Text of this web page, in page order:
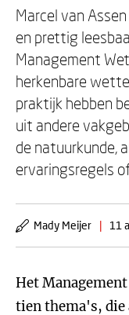
Marcel van
en prettig
Management
herkenbare
praktijk hebben
uit andere
de natuurkunde,
ervaringsregels
Mady Meijer | 11
Het
tien thema's, die